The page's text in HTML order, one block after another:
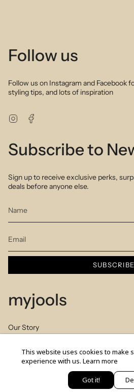
Follow us
Follow us on Instagram and Facebook
styling tips, and lots of inspiration
Instagram
Subscribe to
Sign up to receive exclusive perks,
deals before anyone else.
SUBSCRIBE
myjools
Our Story
Members Club
This website uses cookies to make
experience with us. Learn more
Got it!